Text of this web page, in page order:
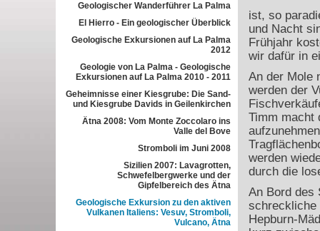
Geologischer Wanderführer La Palma
El Hierro - Ein geologischer Überblick
Geologische Exkursionen auf La Palma
2012
Geologie von La Palma - Geologische
Exkursionen auf La Palma 2010 - 2011
Geheimnisse einer Kiesgrube: Die Sand-
und Kiesgrube Davids in Geilenkirchen
Ätna 2008: Vom Monte Zoccolaro ins
Valle del Bove
Stromboli im Juni 2008
Sizilien 2007: Lavagrotten,
Schwefelbergwerke und der
Gipfelbereich des Ätna
Geologische Exkursion zu den aktiven
Vulkanen Italiens: Vesuv, Stromboli,
Vulcano, Ätna
ist, so
und Nacht
Frühjahr
wir dafür in
An der Mole
werden der
Timm macht
werden
durch die
An Bord des
schreckliche
Hepburn-